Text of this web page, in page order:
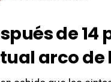
de
arco de